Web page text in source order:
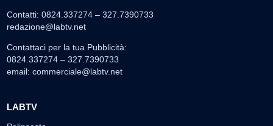
Contatti: 0824.337274 – 327.7390733
redazione@labtv.net
Contattaci per la tua Pubblicità:
0824.337274 – 327.7390733
email: commerciale@labtv.net
LABTV